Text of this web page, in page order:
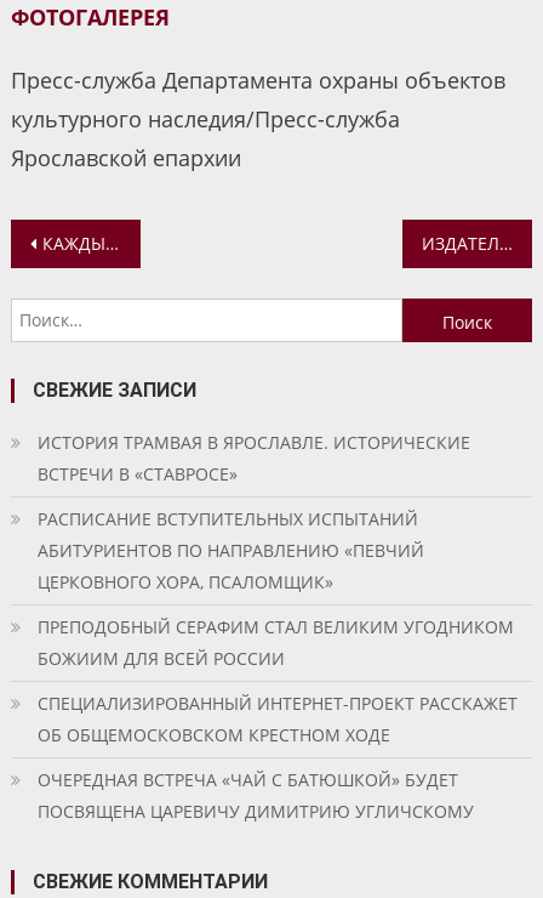
ФОТОГАЛЕРЕЯ
Пресс-служба Департамента охраны объектов
культурного наследия/Пресс-служба
Ярославской епархии
Навигация
по
записям
КАЖДЫЙ ДЕНЬ МЫ ДОЛЖНЫ ОБРАЩАТЬ КО ГОСПОДУ НАШЕ ПОКАЯНИЕ И НАШУ ГОРЯЧУЮ МОЛИТВУ ИЗДАТЕЛЬСКИЙ СОВЕТ ПРОВЕДЕТ ОНЛАЙН-КОНФЕРЕНЦИЮ, ПОСВЯЩЕННУЮ ЖИЗНИ И ТРУДАМ СВЯТИТЕЛЯ ФЕОФАНА ЗАТВОРНИКА
Найти:
СВЕЖИЕ ЗАПИСИ
ИСТОРИЯ ТРАМВАЯ В ЯРОСЛАВЛЕ. ИСТОРИЧЕСКИЕ
ВСТРЕЧИ В «СТАВРОСЕ»
РАСПИСАНИЕ ВСТУПИТЕЛЬНЫХ ИСПЫТАНИЙ
АБИТУРИЕНТОВ ПО НАПРАВЛЕНИЮ «ПЕВЧИЙ
ЦЕРКОВНОГО ХОРА, ПСАЛОМЩИК»
ПРЕПОДОБНЫЙ СЕРАФИМ СТАЛ ВЕЛИКИМ УГОДНИКОМ
БОЖИИМ ДЛЯ ВСЕЙ РОССИИ
СПЕЦИАЛИЗИРОВАННЫЙ ИНТЕРНЕТ-ПРОЕКТ РАССКАЖЕТ
ОБ ОБЩЕМОСКОВСКОМ КРЕСТНОМ ХОДЕ
ОЧЕРЕДНАЯ ВСТРЕЧА «ЧАЙ С БАТЮШКОЙ» БУДЕТ
ПОСВЯЩЕНА ЦАРЕВИЧУ ДИМИТРИЮ УГЛИЧСКОМУ
СВЕЖИЕ КОММЕНТАРИИ